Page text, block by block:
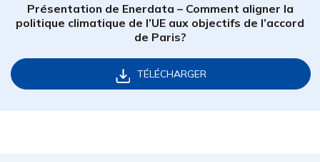
Présentation de Enerdata – Comment aligner la
politique climatique de l’UE aux objectifs de l’accord
de Paris?
TÉLÉCHARGER